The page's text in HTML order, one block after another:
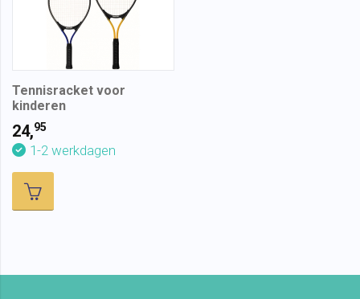
Tennisracket voor
kinderen
24,95
1-2 werkdagen